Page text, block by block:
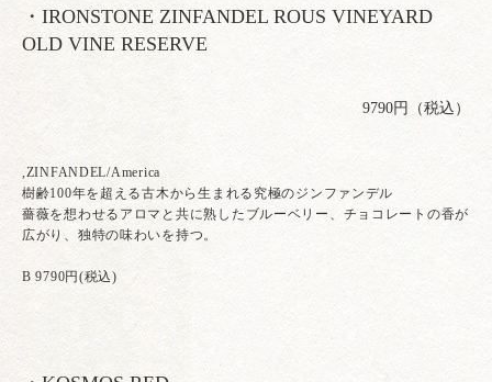
・IRONSTONE ZINFANDEL ROUS VINEYARD
OLD VINE RESERVE
9790円（税込）
,ZINFANDEL/America
樹齢100年を超える古木から生まれる究極のジンファンデル
薔薇を想わせるアロマと共に熟したブルーベリー、チョコレートの香が
広がり、独特の味わいを持つ。
B 9790円(税込)